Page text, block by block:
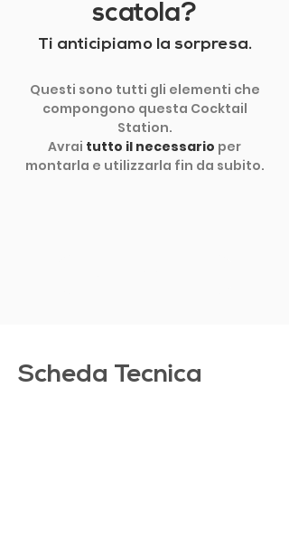
scatola?
Ti anticipiamo la sorpresa.
Questi sono tutti gli elementi che
compongono questa Cocktail
Station.
Avrai tutto il necessario per
montarla e utilizzarla fin da subito.
Scheda Tecnica